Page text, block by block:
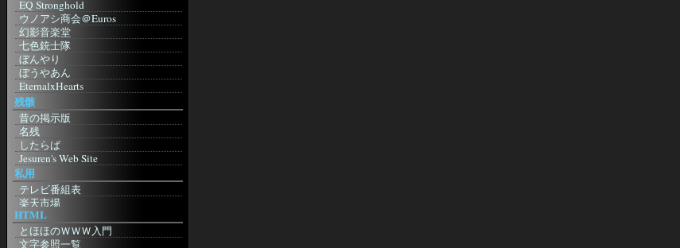
Goo
Infoseek
ドライバ
超ドライバリンク集
Nvidia
ATI
Intel
Entrance Page)
MoonStone'S Laboratory
Shishimushi
A blog? with Σαιτω
Choose Opera 日本支部
Kuruman Log - by Kuruma
Mozilla
Mozilla Japan
もじら組
Firefoxまとめサイト
Netscape Japan
Netscape.com
Camino. Mozilla Power, Mac Style
Safari
Bagel
etc
Browser.js
EQ Stronghold
ウノアシ商会＠Euros
幻影音楽堂
七色銃士隊
ぼんやり
ぼうやあん
EternalxHearts
兵糧攻め
明日もきっと晴れ！
SolomonHeadQuaters
蛙猫子之首頁
アサの夢
giddous moon
ホテル降魔殿
銀天盤
Rpu.Net
お友達blog
RETSUDEN
残骸
昔の掲示版
名残
したらば
Jesuren's Web Site
私用
テレビ番組表
楽天市場
楽天アフィリエイト
amazon.co.jp
NetMile
HTML
とほほのＷＷＷ入門
文字参照一覧